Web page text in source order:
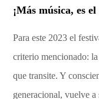
¡Más música, es
Para este 2023 el
criterio mencionado:
que transite. Y
generacional, vuelve